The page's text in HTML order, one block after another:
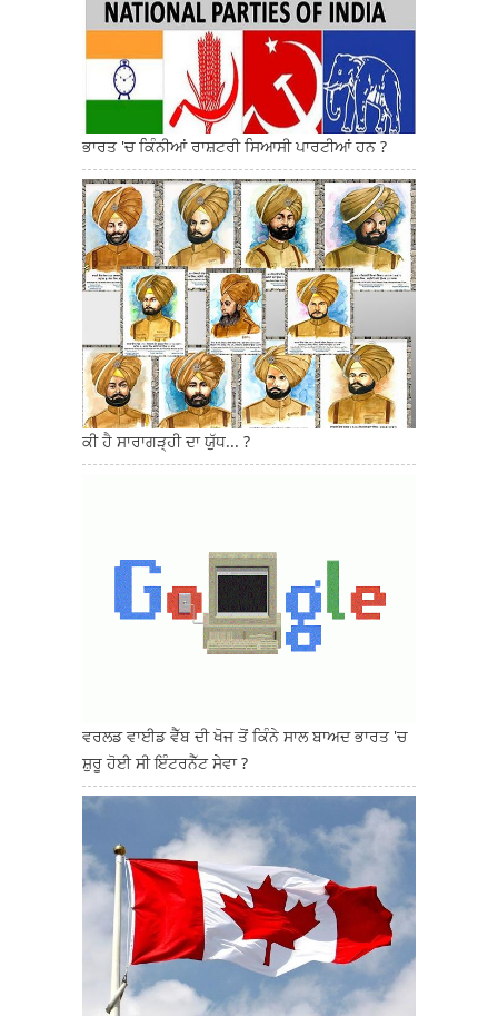
ਭਾਰਤ 'ਚ ਕਿੰਨੀਆਂ ਰਾਸ਼ਟਰੀ ਸਿਆਸੀ ਪਾਰਟੀਆਂ ਹਨ ?
ਕੀ ਹੈ ਸਾਰਾਗੜ੍ਹੀ ਦਾ ਯੁੱਧ... ?
ਵਰਲਡ ਵਾਈਡ ਵੈੱਬ ਦੀ ਖੋਜ ਤੋਂ ਕਿੰਨੇ ਸਾਲ ਬਾਅਦ ਭਾਰਤ 'ਚ
ਸ਼ੁਰੂ ਹੋਈ ਸੀ ਇੰਟਰਨੈੱਟ ਸੇਵਾ ?